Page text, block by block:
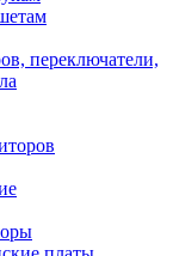
переключатели,